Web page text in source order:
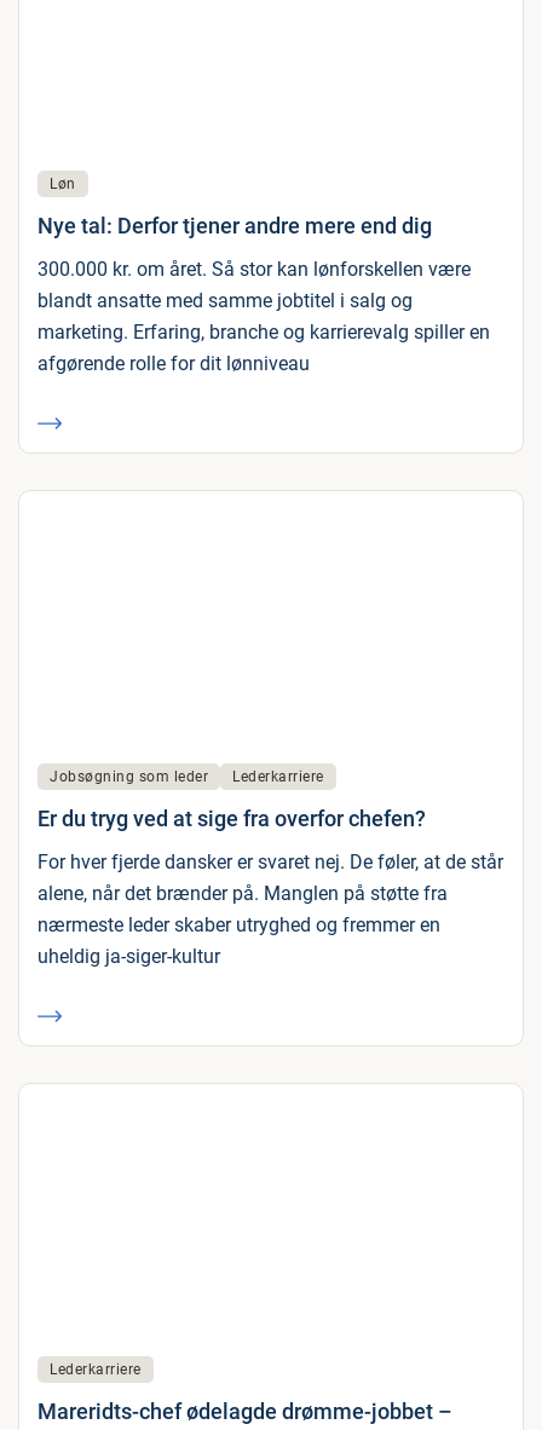
Løn
Nye tal: Derfor tjener andre mere end dig
300.000 kr. om året. Så stor kan lønforskellen være
blandt ansatte med samme jobtitel i salg og
marketing. Erfaring, branche og karrierevalg spiller en
afgørende rolle for dit lønniveau
Jobsøgning som leder Lederkarriere
Er du tryg ved at sige fra overfor chefen?
For hver fjerde dansker er svaret nej. De føler, at de står
alene, når det brænder på. Manglen på støtte fra
nærmeste leder skaber utryghed og fremmer en
uheldig ja-siger-kultur
Lederkarriere
Mareridts-chef ødelagde drømme-jobbet –